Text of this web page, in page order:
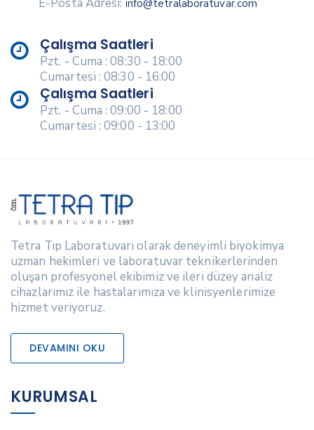
info@tetralaboratuvar.com
Çalışma Saatleri
Pzt. - Cuma : 08:30 - 18:00
Cumartesi : 08:30 - 16:00
Çalışma Saatleri
Pzt. - Cuma : 09:00 - 18:00
Cumartesi : 09:00 - 13:00
Tetra Tıp Laboratuvarı olarak deneyimli biyokimya
uzman hekimleri ve laboratuvar teknikerlerinden
oluşan profesyonel ekibimiz ve ileri düzey analiz
cihazlarımız ile hastalarımıza ve klinisyenlerimize
hizmet veriyoruz.
DEVAMINI OKU
KURUMSAL